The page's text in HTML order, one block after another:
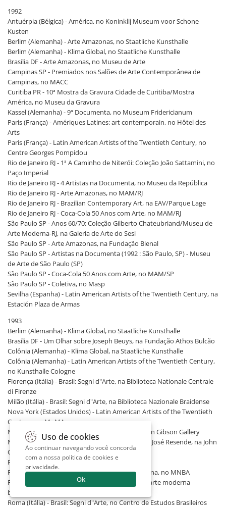
1992
Antuérpia (Bélgica) - América, no Koninklij Museum voor Schone
Kusten
Berlim (Alemanha) - Arte Amazonas, no Staatliche Kunsthalle
Berlim (Alemanha) - Klima Global, no Staatliche Kunsthalle
Brasília DF - Arte Amazonas, no Museu de Arte
Campinas SP - Premiados nos Salões de Arte Contemporânea de
Campinas, no MACC
Curitiba PR - 10ª Mostra da Gravura Cidade de Curitiba/Mostra
América, no Museu da Gravura
Kassel (Alemanha) - 9ª Documenta, no Museum Fridericianum
Paris (França) - Amériques Latines: art contemporain, no Hôtel des
Arts
Paris (França) - Latin American Artists of the Twentieth Century, no
Centre Georges Pompidou
Rio de Janeiro RJ - 1ª A Caminho de Niterói: Coleção João Sattamini, no
Paço Imperial
Rio de Janeiro RJ - 4 Artistas na Documenta, no Museu da República
Rio de Janeiro RJ - Arte Amazonas, no MAM/RJ
Rio de Janeiro RJ - Brazilian Contemporary Art, na EAV/Parque Lage
Rio de Janeiro RJ - Coca-Cola 50 Anos com Arte, no MAM/RJ
São Paulo SP - Anos 60/70: Coleção Gilberto Chateubriand/Museu de
Arte Moderna-RJ, na Galeria de Arte do Sesi
São Paulo SP - Arte Amazonas, na Fundação Bienal
São Paulo SP - Artistas na Documenta (1992 : São Paulo, SP) - Museu
de Arte de São Paulo (SP)
São Paulo SP - Coca-Cola 50 Anos com Arte, no MAM/SP
São Paulo SP - Coletiva, no Masp
Sevilha (Espanha) - Latin American Artists of the Twentieth Century, na
Estación Plaza de Armas
1993
Berlim (Alemanha) - Klima Global, no Staatliche Kunsthalle
Brasília DF - Um Olhar sobre Joseph Beuys, na Fundação Athos Bulcão
Colônia (Alemanha) - Klima Global, na Staatliche Kunsthalle
Colônia (Alemanha) - Latin American Artists of the Twentieth Century,
no Kunsthalle Cologne
Florença (Itália) - Brasil: Segni d"Arte, na Biblioteca Nationale Centrale
di Firenze
Milão (Itália) - Brasil: Segni d"Arte, na Biblioteca Nazionale Braidense
Nova York (Estados Unidos) - Latin American Artists of the Twentieth
Century, no MoMA
Nova York (Estados Unidos) - Two Works, na John Gibson Gallery
Nova York (Estados Unidos) - Waltercio Caldas e José Resende, na John
Gibson Gallery
Rio de Janeiro RJ - Arte Erótica, no MAM/RJ
Rio de Janeiro RJ - Brasil 100 Anos de Arte Moderna, no MNBA
Rio de Janeiro RJ - Emblemas do Corpo: o nu na arte moderna
brasileira, no CCBB
Roma (Itália) - Brasil: Segni d"Arte, no Centro de Estudos Brasileiros
Uso de cookies
Ao continuar navegando você concorda
com a nossa política de cookies e
privacidade.
Ok